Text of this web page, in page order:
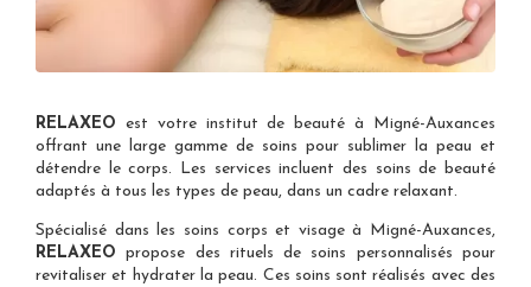
RELAXEO est votre institut de beauté à Migné-Auxances
offrant une large gamme de soins pour sublimer la peau et
détendre le corps. Les services incluent des soins de beauté
adaptés à tous les types de peau, dans un cadre relaxant.
Spécialisé dans les soins corps et visage à Migné-Auxances,
RELAXEO propose des rituels de soins personnalisés pour
revitaliser et hydrater la peau. Ces soins sont réalisés avec des